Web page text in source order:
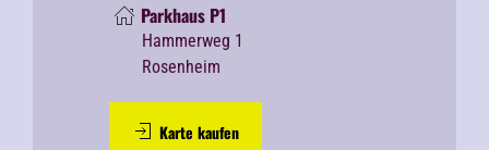
Parkhaus P1
Hammerweg 1
Rosenheim
Karte kaufen